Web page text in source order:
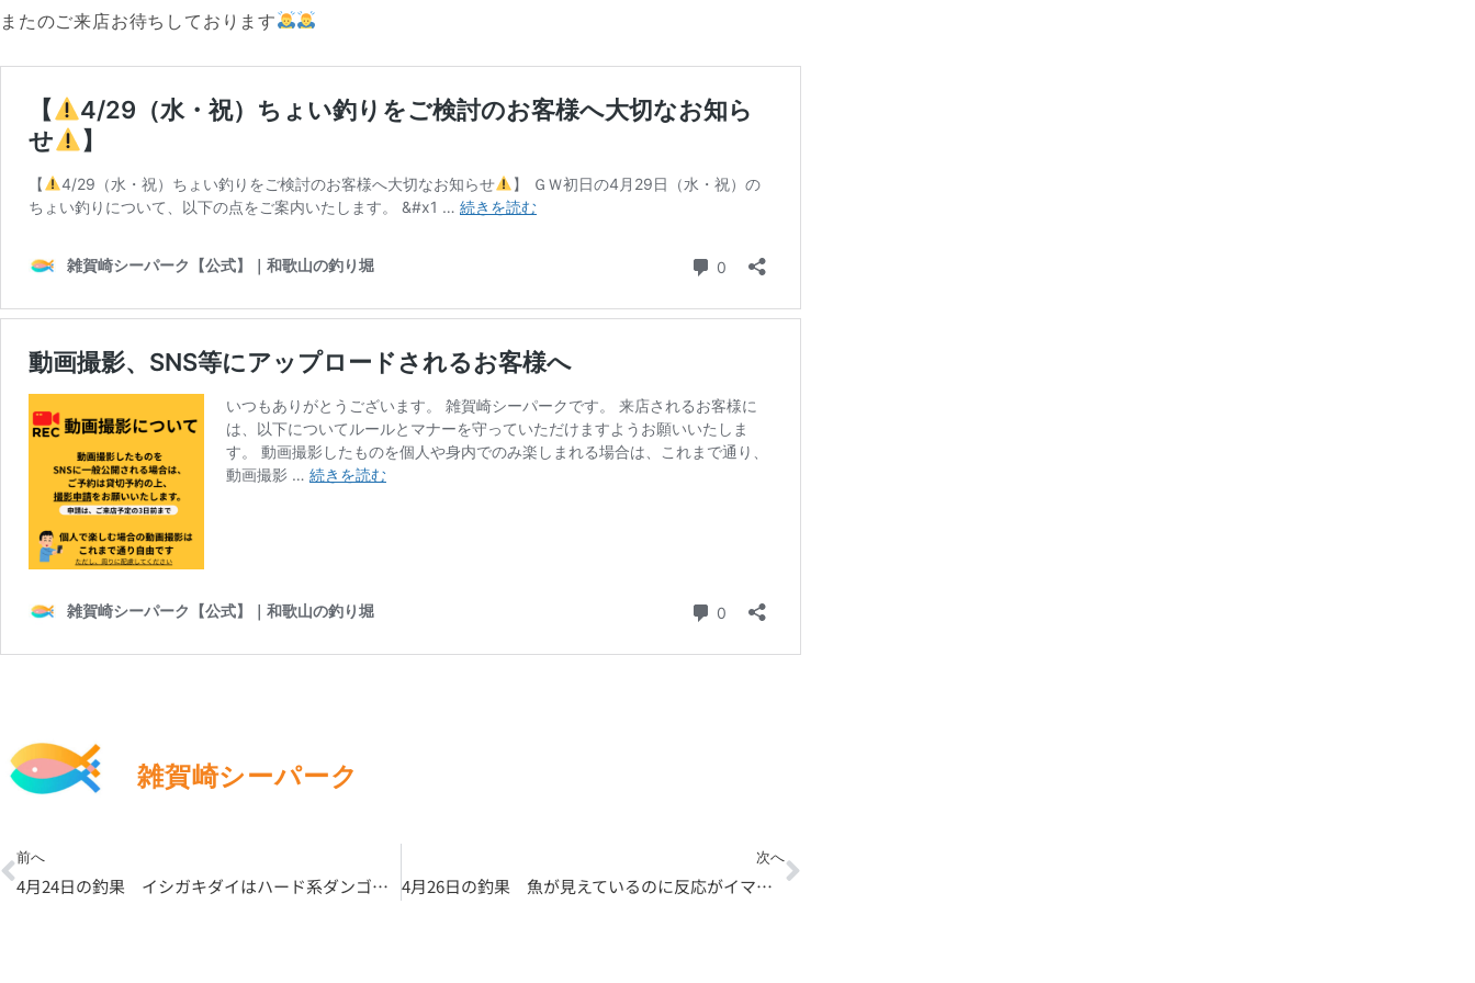
またのご来店お待ちしております
雑賀崎シーパーク
Prev
前へ
4月24日の釣果 イシガキダイはハード系ダンゴでも
次へ
4月26日の釣果 魚が見えているのに反応がイマイチな時は！
Next